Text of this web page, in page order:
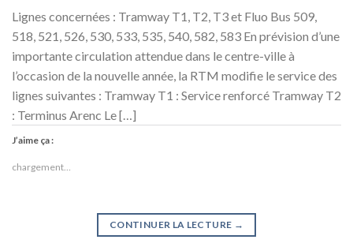
Lignes concernées : Tramway T1, T2, T3 et Fluo Bus 509,
518, 521, 526, 530, 533, 535, 540, 582, 583 En prévision d’une
importante circulation attendue dans le centre-ville à
l’occasion de la nouvelle année, la RTM modifie le service des
lignes suivantes : Tramway T1 : Service renforcé Tramway T2
: Terminus Arenc Le […]
J’aime ça :
chargement…
CONTINUER LA LECTURE →